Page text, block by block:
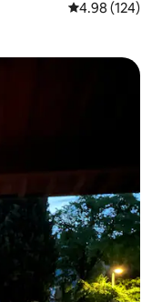
Calificación
4.98 (124)